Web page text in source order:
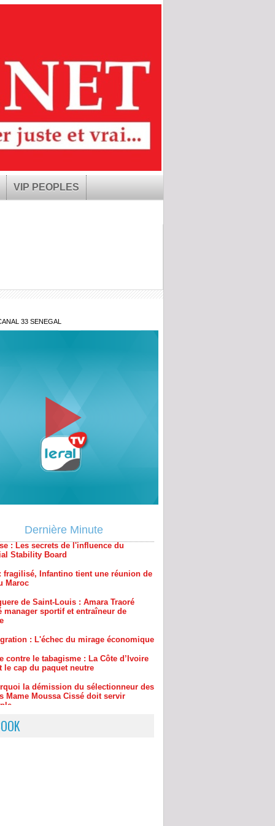
VIP PEOPLES
33 SENEGAL
Dernière Minute
: Les secrets de l'influence du
fragilisé, Infantino tient une réunion de
Maroc
manager sportif et entraîneur de
: L'échec du mirage économique
contre le tabagisme : La Côte d’Ivoire
Mame Moussa Cissé doit servir